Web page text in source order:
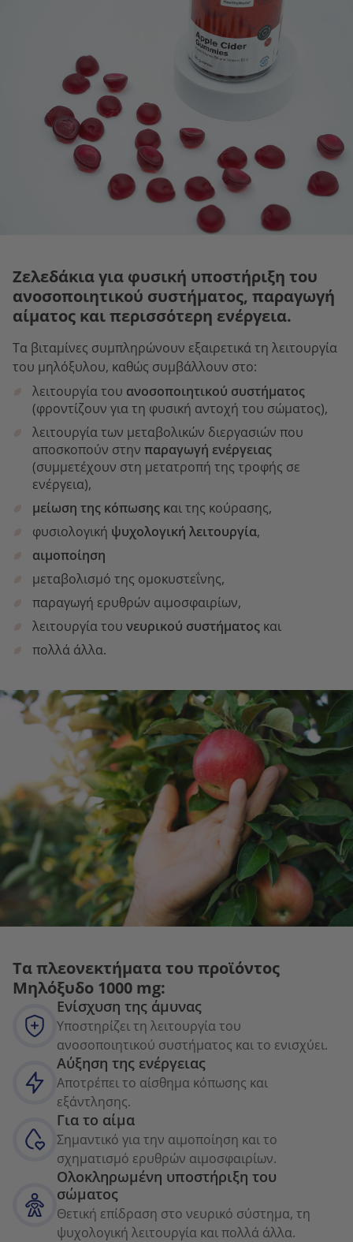
Ζελεδάκια για φυσική υποστήριξη του
ανοσοποιητικού συστήματος, παραγωγή
αίματος και περισσότερη ενέργεια.
Τα βιταμίνες συμπληρώνουν εξαιρετικά τη λειτουργία
του μηλόξυλου, καθώς συμβάλλουν στο:
λειτουργία του ανοσοποιητικού συστήματος
(φροντίζουν για τη φυσική αντοχή του σώματος),
λειτουργία των μεταβολικών διεργασιών που
αποσκοπούν στην παραγωγή ενέργειας
(συμμετέχουν στη μετατροπή της τροφής σε
ενέργεια),
μείωση της κόπωσης και της κούρασης,
φυσιολογική ψυχολογική λειτουργία,
αιμοποίηση
μεταβολισμό της ομοκυστεΐνης,
παραγωγή ερυθρών αιμοσφαιρίων,
λειτουργία του νευρικού συστήματος και
πολλά άλλα.
Τα πλεονεκτήματα του προϊόντος
Μηλόξυδο 1000 mg:
Ενίσχυση της άμυνας
Υποστηρίζει τη λειτουργία του
ανοσοποιητικού συστήματος και το ενισχύει.
Αύξηση της ενέργειας
Αποτρέπει το αίσθημα κόπωσης και
εξάντλησης.
Για το αίμα
Σημαντικό για την αιμοποίηση και το
σχηματισμό ερυθρών αιμοσφαιρίων.
Ολοκληρωμένη υποστήριξη του
σώματος
Θετική επίδραση στο νευρικό σύστημα, τη
ψυχολογική λειτουργία και πολλά άλλα.